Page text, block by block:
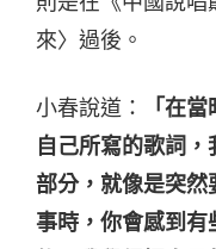
來〉過後。
小春說道：
「在
自己所寫的歌詞
部分，就像是突
事時，你會感到有